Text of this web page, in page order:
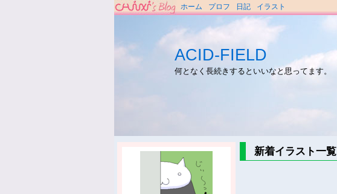
ホーム プロフ 日記 イラスト
ACID-FIELD
何となく長続きするといいなと思ってます。
新着イラスト一覧